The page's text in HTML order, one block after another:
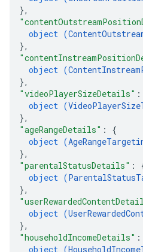
},
object (
},
object (
},
"videoPlayerSizeDetails" :
object (
},
"ageRangeDetails" : {
object (
},
"parentalStatusDetails" :
object (
},
object (
},
"householdIncomeDetails" :
object (